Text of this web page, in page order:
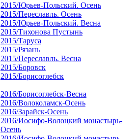
2015/Юрьев-Польский. Осень
2015/Переславль. Осень
2015/Юрьев-Польский. Весна
2015/Тихонова Пустынь
2015/Таруса
2015/Рязань
2015/Переславль. Весна
2015/Боровск
2015/Борисоглебск
2016/Борисоглебск-Весна
2016/Волоколамск-Осень
2016/Зарайск-Осень
2016/Иосифо-Волоцкий монастырь-
Осень